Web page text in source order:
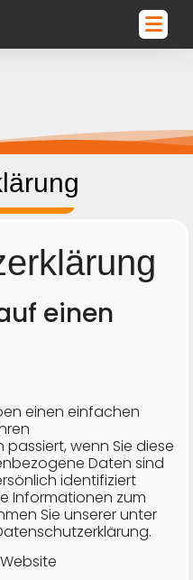
einen
einen einfachen
wenn Sie diese
Daten sind
identifiziert
Informationen zum
Sie unserer unter